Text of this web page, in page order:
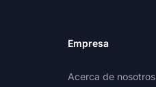
Empresa
Acerca de nosotros